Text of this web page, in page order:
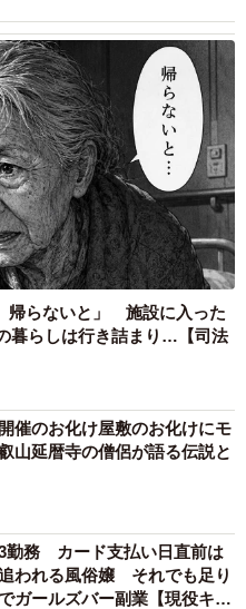
ので、心配です（50代 女
を調査
4/6
いて調べたか（提供画像）
帰らないと」 施設に入った
暮らしは行き詰まり…【司法
催のお化け屋敷のお化けにモ
山延暦寺の僧侶が語る伝説と
勤務 カード支払い日直前は
われる風俗嬢 それでも足り
ガールズバー副業【現役キャ